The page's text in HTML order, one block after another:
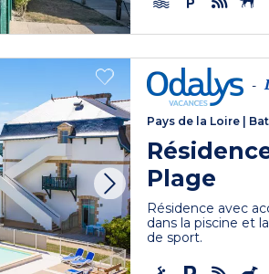
-
Pays de la Loire |
Plage
Résidence avec
dans la piscine et
de sport.